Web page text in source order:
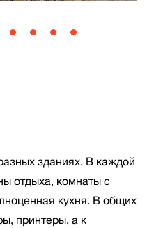
зданиях. В каждой
отдыха, комнаты с
кухня. В общих
принтеры, а к